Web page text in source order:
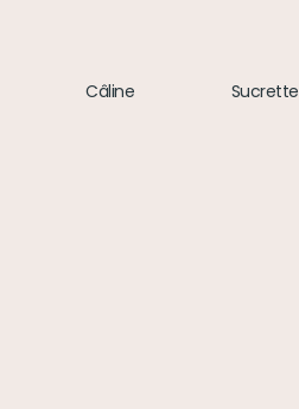
Câline Sucrette